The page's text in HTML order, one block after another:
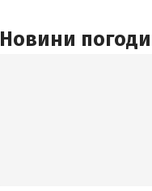
Новини погоди